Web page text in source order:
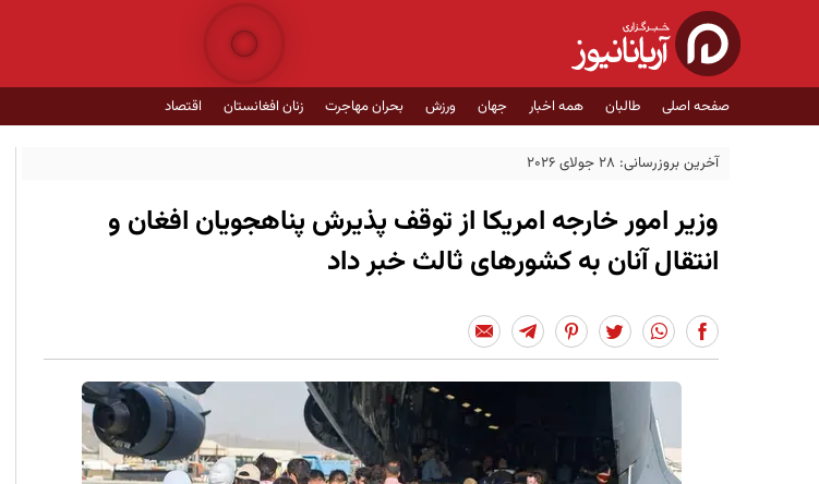
صفحه اصلی طالبان همه اخبار جهان ورزش بحران مهاجرت زنان افغانستان اقتصاد
آخرین بروزرسانی: 28 جولای 2026
وزیر امور خارجه امریکا از توقف پذیرش پناهجویان افغان و
انتقال آنان به کشورهای ثالث خبر داد